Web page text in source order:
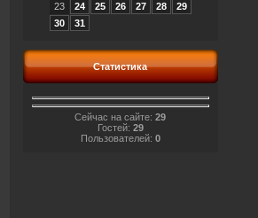
23
24 25 26 27 28
29
30
31
Статистика
Сейчас на сайте: 29
Гостей: 29
Пользователей: 0